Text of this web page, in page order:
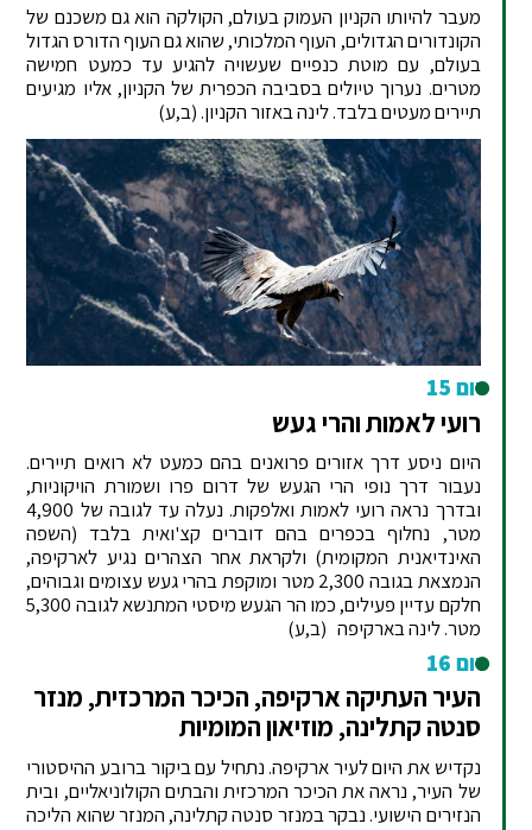
מעבר להיותו הקניון העמוק בעולם, הקולקה הוא גם משכנם של
הקונדורים הגדולים, העוף המלכותי, שהוא גם העוף הדורס הגדול
בעולם, עם מוטת כנפיים שעשויה להגיע עד כמעט חמישה
מטרים. נערוך טיולים בסביבה הכפרית של הקניון, אליו מגיעים
תיירים מעטים בלבד. לינה באזור הקניון. (ב,ע)
יום 15
רועי לאמות והרי געש
היום ניסע דרך אזורים פרואנים בהם כמעט לא רואים תיירים.
נעבור דרך נופי הרי הגעש של דרום פרו ושמורת הויקוניות,
ובדרך נראה רועי לאמות ואלפקות. נעלה עד לגובה של 4,900
מטר, נחלוף בכפרים בהם דוברים קצ'ואית בלבד (השפה
האינדיאנית המקומית) ולקראת אחר הצהרים נגיע לארקיפה,
הנמצאת בגובה 2,300 מטר ומוקפת בהרי געש עצומים וגבוהים,
חלקם עדיין פעילים, כמו הר הגעש מיסטי המתנשא לגובה 5,300
מטר. לינה בארקיפה (ב,ע)
יום 16
העיר העתיקה ארקיפה, הכיכר המרכזית, מנזר
סנטה קתלינה, מוזיאון המומיות
נקדיש את היום לעיר ארקיפה. נתחיל עם ביקור ברובע ההיסטורי
של העיר, נראה את הכיכר המרכזית והבתים הקולוניאליים, ובית
הנזירים הישועי. נבקר במנזר סנטה קתלינה, המנזר שהוא הליכה